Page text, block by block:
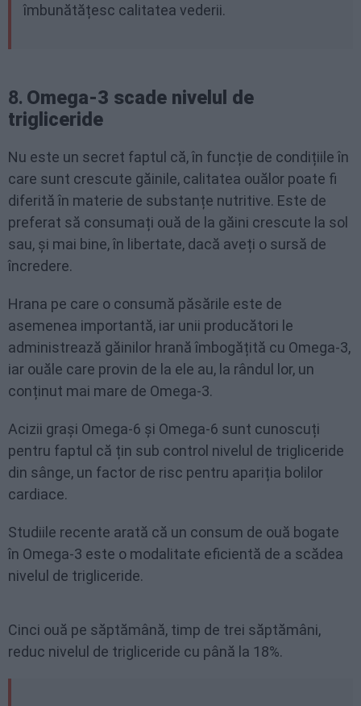
îmbunătățesc calitatea vederii.
8. Omega-3 scade nivelul de
trigliceride
Nu este un secret faptul că, în funcție de condițiile în
care sunt crescute găinile, calitatea ouălor poate fi
diferită în materie de substanțe nutritive. Este de
preferat să consumați ouă de la găini crescute la sol
sau, și mai bine, în libertate, dacă aveți o sursă de
încredere.
Hrana pe care o consumă păsările este de
asemenea importantă, iar unii producători le
administrează găinilor hrană îmbogățită cu Omega-3,
iar ouăle care provin de la ele au, la rândul lor, un
conținut mai mare de Omega-3.
Acizii grași Omega-6 și Omega-6 sunt cunoscuți
pentru faptul că țin sub control nivelul de trigliceride
din sânge, un factor de risc pentru apariția bolilor
cardiace.
Studiile recente arată că un consum de ouă bogate
în Omega-3 este o modalitate eficientă de a scădea
nivelul de trigliceride.
Cinci ouă pe săptămână, timp de trei săptămâni,
reduc nivelul de trigliceride cu până la 18%.